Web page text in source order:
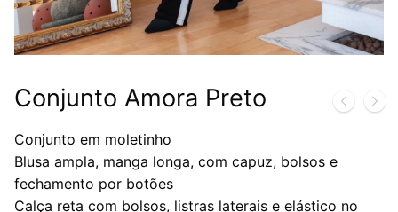
Conjunto Amora Preto
Conjunto em moletinho
Blusa ampla, manga longa, com capuz, bolsos e
fechamento por botões
Calça reta com bolsos, listras laterais e elástico no